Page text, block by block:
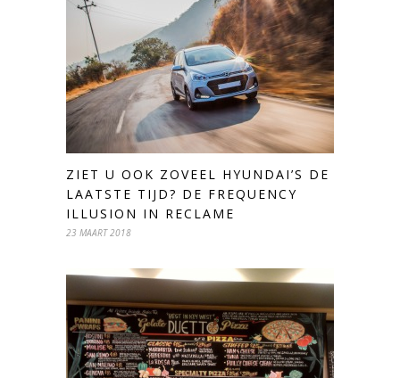
ZIET U OOK ZOVEEL HYUNDAI’S DE
LAATSTE TIJD? DE FREQUENCY
ILLUSION IN RECLAME
23 MAART 2018